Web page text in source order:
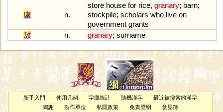
廩 n.
store house for rice, granary; barn;
stockpile; scholars who live on
government grants
敖
n. granary; surname
新手入門 使用凡例 字庫統計 隨機漢字
最近被搜索的漢字
鳴謝
製作單位 私隱政策 免責聲明 意見簿